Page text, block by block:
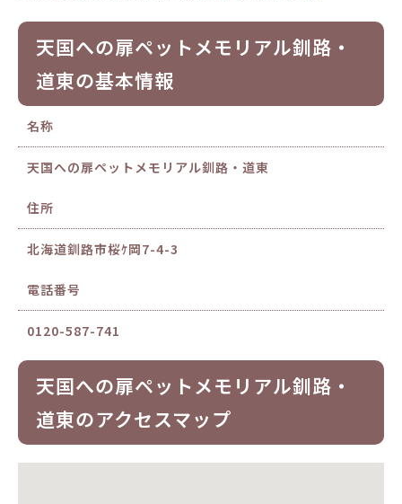
天国への扉ペットメモリアル釧路・
道東の基本情報
名称
天国への扉ペットメモリアル釧路・道東
住所
北海道釧路市桜ｹ岡7-4-3
電話番号
0120-587-741
天国への扉ペットメモリアル釧路・
道東のアクセスマップ